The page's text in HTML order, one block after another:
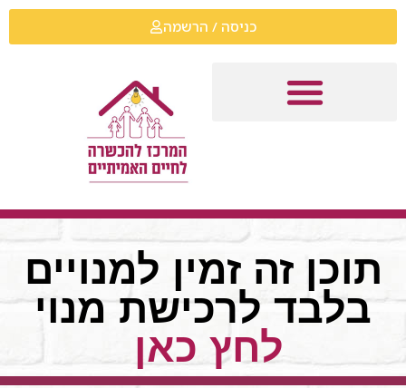
כניסה / הרשמה
תוכן זה זמין למנויים
בלבד לרכישת מנוי
לחץ כאן